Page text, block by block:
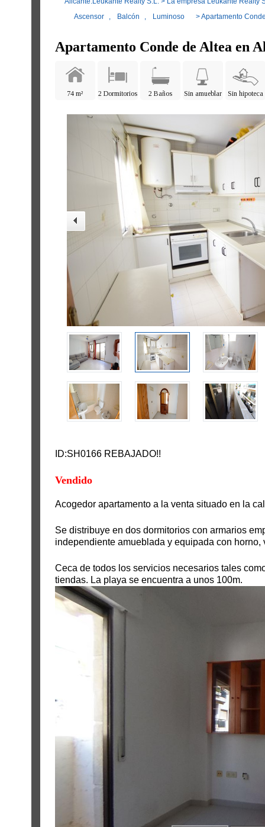
Ascensor
, Balcón , Luminoso > Apartamento
Apartamento Conde de Altea en
74 m² 2 Dormitorios 2 Baños Sin amueblar Sin hipoteca
ID:SH0166 REBAJADO!!
Vendido
Acogedor apartamento a la venta situado en la
Se distribuye en dos dormitorios con armarios
independiente amueblada y equipada con
Ceca de todos los servicios necesarios tales
tiendas. La playa se encuentra a unos 100m.